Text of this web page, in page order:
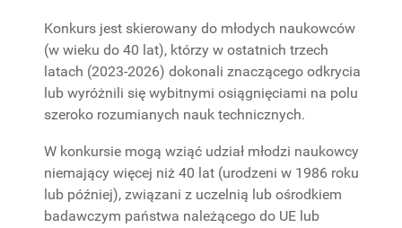
Konkurs jest skierowany do młodych naukowców
(w wieku do 40 lat), którzy w ostatnich trzech
latach (2023-2026) dokonali znaczącego odkrycia
lub wyróżnili się wybitnymi osiągnięciami na polu
szeroko rozumianych nauk technicznych.
W konkursie mogą wziąć udział młodzi naukowcy
niemający więcej niż 40 lat (urodzeni w 1986 roku
lub później), związani z uczelnią lub ośrodkiem
badawczym państwa należącego do UE lub